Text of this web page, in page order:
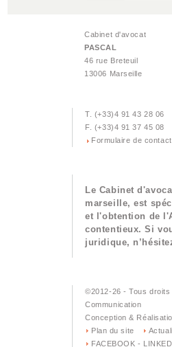
06
2026
LE
02
2026
25
03
02
2026
ET
Cabinet d'avocat
PASCAL
46 rue Breteuil
13006 Marseille
T. (+33)4 91 43 28 06
F. (+33)4 91 37 45 08
Formulaire de contact
Le Cabinet
marseille, est
et l'obtention de
contentieux. Si
juridique,
©2012-26 - Tous
Communication
Conception &
Plan du site
FACEBOOK -